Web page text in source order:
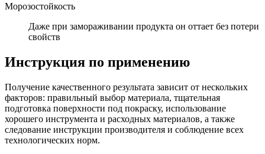
Морозостойкость
Даже при замораживании продукта он оттает без потери
свойств
Инструкция по применению
Получение качественного результата зависит от нескольких
факторов: правильный выбор материала, тщательная
подготовка поверхности под покраску, использование
хорошего инструмента и расходных материалов, а также
следование инструкции производителя и соблюдение всех
технологических норм.